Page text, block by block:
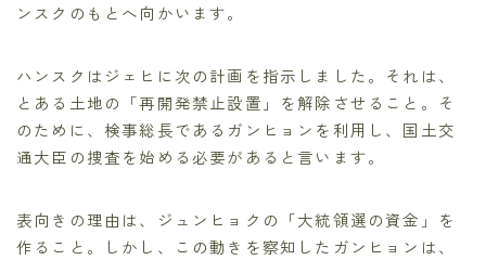
ンスクのもとへ向かいます。
ハンスクはジェヒに次の計画を指示しました。それは、
とある土地の「再開発禁止設置」を解除させること。そ
のために、検事総長であるガンヒョンを利用し、国土交
通大臣の捜査を始める必要があると言います。
表向きの理由は、ジュンヒョクの「大統領選の資金」を
作ること。しかし、この動きを察知したガンヒョンは、